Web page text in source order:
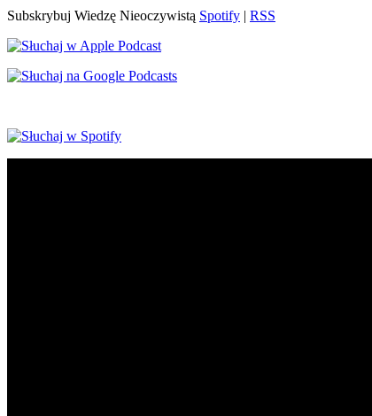
Subskrybuj Wiedzę Nieoczywistą Spotify | RSS